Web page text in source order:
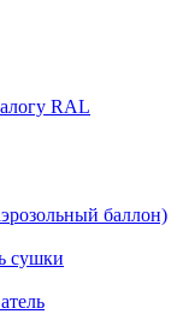
RAL
баллон)
сушки